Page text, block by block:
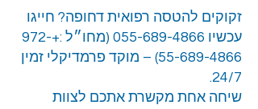
זקוקים להטסה רפואית דחופה? חייגו
עכשיו 055-689-4866 (מחו״ל : +972-
55-689-4866) – מוקד פרמדיקלי זמין
24/7.
שיחה אחת מקשרת אתכם לצוות